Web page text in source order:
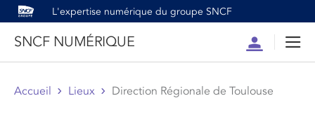
L'expertise numérique du groupe SNCF
SNCF NUMÉRIQUE
Compte
Accueil Lieux Direction Régionale de Toulouse